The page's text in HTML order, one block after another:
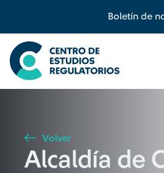
Boletín de
Búsqueda
Seleccione país
Buscar
Volver
Alcaldía de